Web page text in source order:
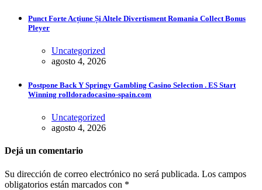
Punct Forte Acțiune Și Altele Divertisment Romania Collect Bonus
Pleyer
Uncategorized
agosto 4, 2026
Postpone Back Y Springy Gambling Casino Selection . ES Start
Winning rolldoradocasino-spain.com
Uncategorized
agosto 4, 2026
Dejá un comentario
Su dirección de correo electrónico no será publicada. Los campos
obligatorios están marcados con *